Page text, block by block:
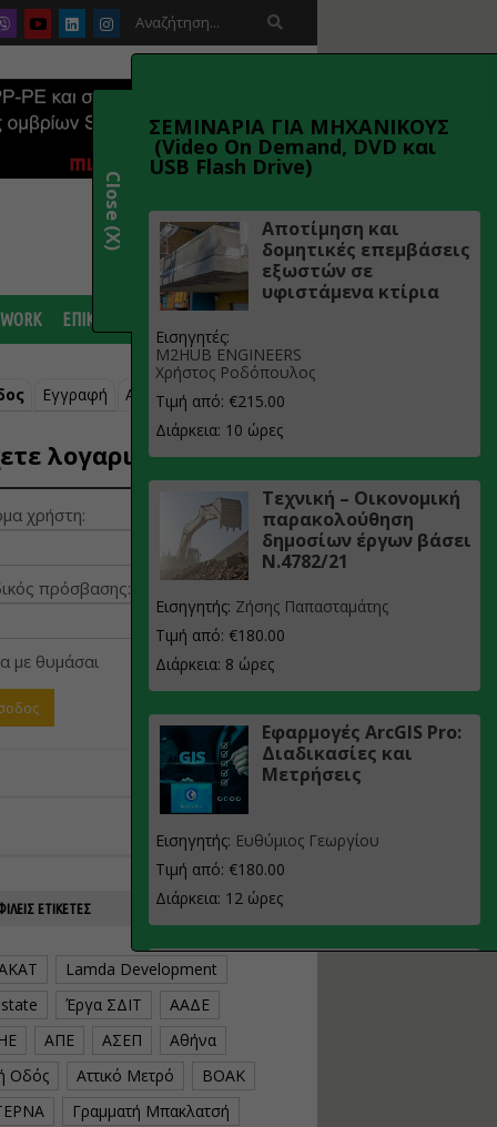

ΕΠΙΚΟΙΝΩΝΙΑ
Εγγραφή Ανάκτηση κωδικού
λογαριασμό;
χρήστη:
πρόσβασης:
με θυμάσαι
ΕΤΙΚΈΤΕΣ
Lamda Development
Έργα ΣΔΙΤ
ΑΑΔΕ
ΑΠΕ ΑΣΕΠ
Αθήνα
Οδός
Αττικό Μετρό
ΒΟΑΚ
Γραμματή Μπακλατσή
ΣΕΜΙΝΑΡΙΑ ΓΙΑ ΜΗΧΑΝΙΚΟΥΣ
(Video On Demand, DVD και
USB Flash Drive)
Αποτίμηση και
δομητικές επεμβάσεις
εξωστών σε
υφιστάμενα κτίρια
Εισηγητές:
M2HUB ENGINEERS
Χρήστος Ροδόπουλος
Τιμή από: €215.00
Διάρκεια: 10 ώρες
Τεχνική – Οικονομική
παρακολούθηση
δημοσίων έργων βάσει
Ν.4782/21
Εισηγητής: Ζήσης Παπασταμάτης
Τιμή από: €180.00
Διάρκεια: 8 ώρες
Εφαρμογές ArcGIS Pro:
Διαδικασίες και
Μετρήσεις
Εισηγητής: Ευθύμιος Γεωργίου
Τιμή από: €180.00
Διάρκεια: 12 ώρες
Εισηγητής:
Close (X)